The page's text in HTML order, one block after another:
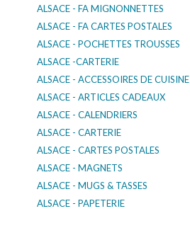
ALSACE - FA MIGNONNETTES
ALSACE - FA CARTES POSTALES
ALSACE - POCHETTES TROUSSES
ALSACE -CARTERIE
ALSACE - ACCESSOIRES DE CUISINE
ALSACE - ARTICLES CADEAUX
ALSACE - CALENDRIERS
ALSACE - CARTERIE
ALSACE - CARTES POSTALES
ALSACE - MAGNETS
ALSACE - MUGS & TASSES
ALSACE - PAPETERIE